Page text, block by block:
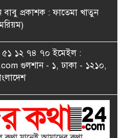
সাংবাদিকতায় কৃতিত্বের পুরস্কার
এমপি মমতাজ আলোকে
জেলা প্রবাসী এসোসিয়েশন’
বেদে সম্প্রদায় নিয়ে প্যারিসে
প্রকাশক : ফাতেমা খাতুন
১২ ৭৪ ৭০ ইমেইল :
গুলশান - ১, ঢাকা - ১২১০,